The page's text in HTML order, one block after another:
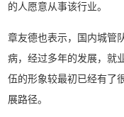
的人愿意从事该行业。
章友德也表示，国内城管
病，经过多年的发展，就
伍的形象较最初已经有了
展路径。